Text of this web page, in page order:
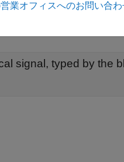
signal, typed by the
業オフィスへのお問い合わ